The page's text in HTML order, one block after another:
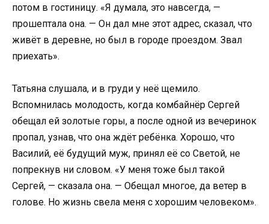
потом в гостиницу. «Я думала, это навсегда, —
прошептала она. — Он дал мне этот адрес, сказал, что
живёт в деревне, но был в городе проездом. Звал
приехать».
Татьяна слушала, и в груди у неё щемило.
Вспомнилась молодость, когда комбайнёр Сергей
обещал ей золотые горы, а после одной из вечеринок
пропал, узнав, что она ждёт ребёнка. Хорошо, что
Василий, её будущий муж, принял её со Светой, не
попрекнув ни словом. «У меня тоже был такой
Сергей, — сказала она. — Обещал многое, да ветер в
голове. Но жизнь свела меня с хорошим человеком».